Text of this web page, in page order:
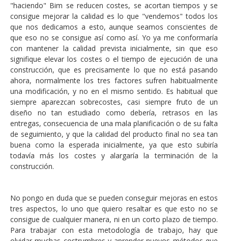
"haciendo" Bim se reducen costes, se acortan tiempos y se
consigue mejorar la calidad es lo que "vendemos" todos los
que nos dedicamos a esto, aunque seamos conscientes de
que eso no se consigue así como así. Yo ya me conformaría
con mantener la calidad prevista inicialmente, sin que eso
signifique elevar los costes o el tiempo de ejecución de una
construcción, que es precisamente lo que no está pasando
ahora, normalmente los tres factores sufren habitualmente
una modificación, y no en el mismo sentido. Es habitual que
siempre aparezcan sobrecostes, casi siempre fruto de un
diseño no tan estudiado como debería, retrasos en las
entregas, consecuencia de una mala planificación o de su falta
de seguimiento, y que la calidad del producto final no sea tan
buena como la esperada inicialmente, ya que esto subiría
todavía más los costes y alargaría la terminación de la
construcción.
No pongo en duda que se pueden conseguir mejoras en estos
tres aspectos, lo uno que quiero resaltar es que esto no se
consigue de cualquier manera, ni en un corto plazo de tiempo.
Para trabajar con esta metodología de trabajo, hay que